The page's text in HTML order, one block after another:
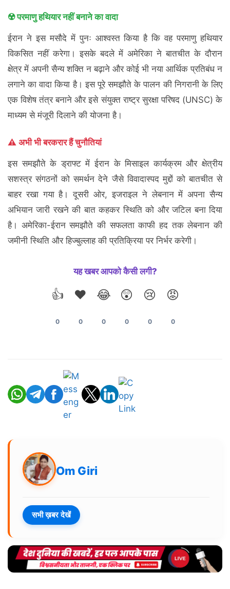
☢️ परमाणु हथियार नहीं बनाने का वादा
ईरान ने इस मसौदे में पुनः आश्वस्त किया है कि वह परमाणु हथियार
विकसित नहीं करेगा। इसके बदले में अमेरिका ने बातचीत के दौरान
क्षेत्र में अपनी सैन्य शक्ति न बढ़ाने और कोई भी नया आर्थिक प्रतिबंध न
लगाने का वादा किया है। इस पूरे समझौते के पालन की निगरानी के लिए
एक विशेष तंत्र बनाने और इसे संयुक्त राष्ट्र सुरक्षा परिषद (UNSC) के
माध्यम से मंजूरी दिलाने की योजना है।
⚠️ अभी भी बरकरार हैं चुनौतियां
इस समझौते के ड्राफ्ट में ईरान के मिसाइल कार्यक्रम और क्षेत्रीय
सशस्त्र संगठनों को समर्थन देने जैसे विवादास्पद मुद्दों को बातचीत से
बाहर रखा गया है। दूसरी ओर, इजराइल ने लेबनान में अपना सैन्य
अभियान जारी रखने की बात कहकर स्थिति को और जटिल बना दिया
है। अमेरिका-ईरान समझौते की सफलता काफी हद तक लेबनान की
जमीनी स्थिति और हिज्बुल्लाह की प्रतिक्रिया पर निर्भर करेगी।
यह खबर आपको कैसी लगी?
👍
0
❤️
0
😂
0
😲
0
😢
0
😡
0
Om Giri
सभी ख़बर देखें